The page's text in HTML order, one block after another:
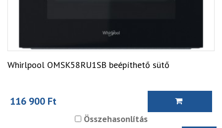
Whirlpool OMSK58RU1SB beépíthető sütő
116 900 Ft
Összehasonlítás